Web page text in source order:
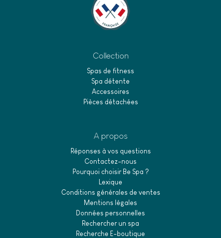
Collection
Spas de fitness
Spa détente
Accessoires
Pièces détachées
A propos
Réponses à vos questions
Contactez-nous
Pourquoi choisir Be Spa ?
Lexique
Conditions générales de ventes
Mentions légales
Données personnelles
Rechercher un spa
Recherche E-boutique